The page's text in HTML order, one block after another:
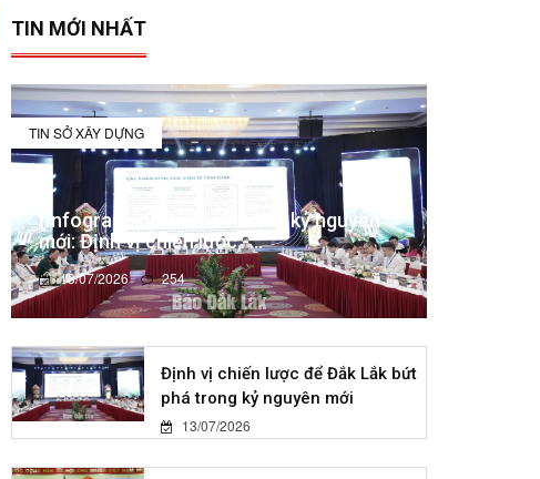
TIN MỚI NHẤT
TIN SỞ XÂY DỰNG
(Infographic) Đắk Lắk trong kỷ nguyên
mới: Định vị chiến lược -...
13/07/2026 254
Định vị chiến lược để Đắk Lắk bứt
phá trong kỷ nguyên mới
13/07/2026